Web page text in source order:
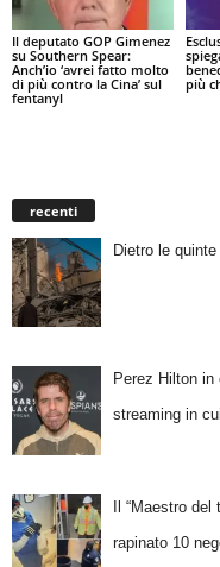
Il deputato GOP Gimenez
su Southern Spear:
Anch’io ‘avrei fatto molto
di più contro la Cina’ sul
fentanyl
più
recenti
Dietro le
Perez Hilton
streaming in
Il “Maestro
rapinato 10